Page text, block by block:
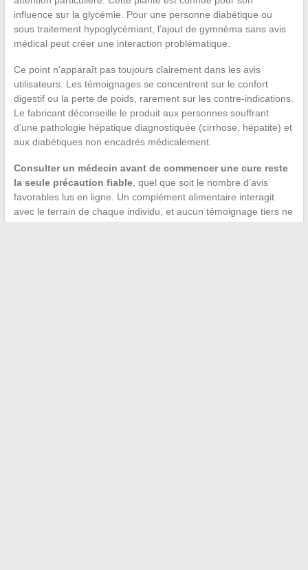
influence sur la glycémie. Pour une personne diabétique ou
sous traitement hypoglycémiant, l’ajout de gymnéma sans avis
médical peut créer une interaction problématique.
Ce point n’apparaît pas toujours clairement dans les avis
utilisateurs. Les témoignages se concentrent sur le confort
digestif ou la perte de poids, rarement sur les contre-indications.
Le fabricant déconseille le produit aux personnes souffrant
d’une pathologie hépatique diagnostiquée (cirrhose, hépatite) et
aux diabétiques non encadrés médicalement.
Consulter un médecin avant de commencer une cure reste
la seule précaution fiable, quel que soit le nombre d’avis
favorables lus en ligne. Un complément alimentaire interagit
avec le terrain de chaque individu, et aucun témoignage tiers ne